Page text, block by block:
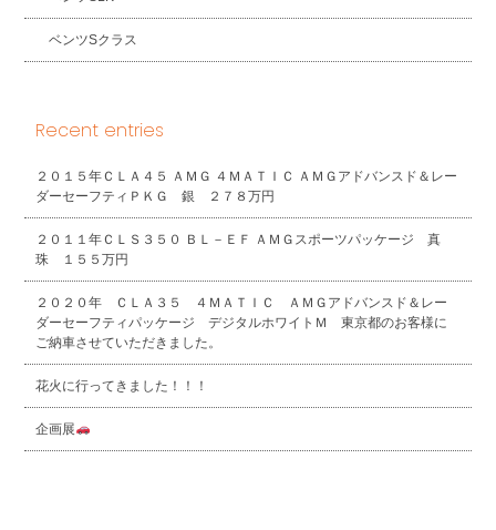
ベンツSクラス
Recent entries
２０１５年ＣＬＡ４５ ＡＭＧ ４ＭＡＴＩＣ ＡＭＧアドバンスド＆レー
ダーセーフティＰＫＧ 銀 ２７８万円
２０１１年ＣＬＳ３５０ ＢＬ－ＥＦ ＡＭＧスポーツパッケージ 真
珠 １５５万円
２０２０年 ＣＬＡ３５ ４ＭＡＴＩＣ ＡＭＧアドバンスド＆レー
ダーセーフティパッケージ デジタルホワイトＭ 東京都のお客様に
ご納車させていただきました。
花火に行ってきました！！！
企画展